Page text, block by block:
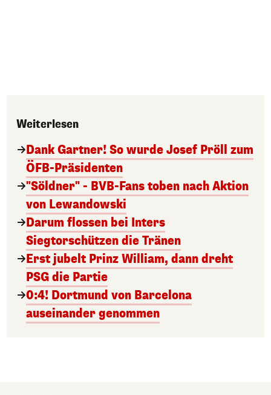
Weiterlesen
Dank Gartner! So wurde Josef Pröll zum
ÖFB-Präsidenten
"Söldner" - BVB-Fans toben nach Aktion
von Lewandowski
Darum flossen bei Inters
Siegtorschützen die Tränen
Erst jubelt Prinz William, dann dreht
PSG die Partie
0:4! Dortmund von Barcelona
auseinander genommen